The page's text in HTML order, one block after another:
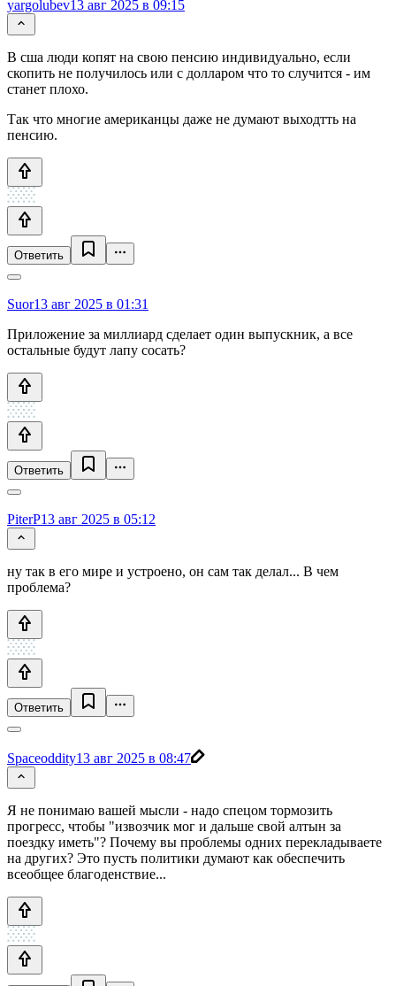
yargolubev13 авг 2025 в 09:15
В сша люди копят на свою пенсию индивидуально, если
скопить не получилось или с долларом что то случится - им
станет плохо.
Так что многие американцы даже не думают выходтть на
пенсию.
Ответить
Suor13 авг 2025 в 01:31
Приложение за миллиард сделает один выпускник, а все
остальные будут лапу сосать?
Ответить
PiterP13 авг 2025 в 05:12
ну так в его мире и устроено, он сам так делал... В чем
проблема?
Ответить
Spaceoddity13 авг 2025 в 08:47
Я не понимаю вашей мысли - надо спецом тормозить
прогресс, чтобы "извозчик мог и дальше свой алтын за
поездку иметь"? Почему вы проблемы одних перекладываете
на других? Это пусть политики думают как обеспечить
всеобщее благоденствие...